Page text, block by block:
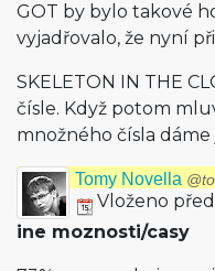
GOT by bylo takové
vyjadřovalo, že nyní
SKELETON IN THE
čísle. Když potom
množného čísla dáme
Tomy Novella
Vloženo
ine moznosti/casy